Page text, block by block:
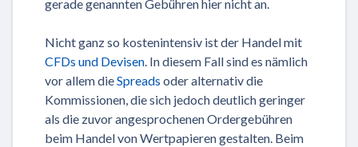
gerade genannten Gebühren hier nicht an.
Nicht ganz so kostenintensiv ist der Handel mit
CFDs und Devisen. In diesem Fall sind es nämlich
vor allem dieSpreads oder alternativ die
Kommissionen, die sich jedoch deutlich geringer
als die zuvor angesprochenen Ordergebühren
beim Handel von Wertpapieren gestalten. Beim